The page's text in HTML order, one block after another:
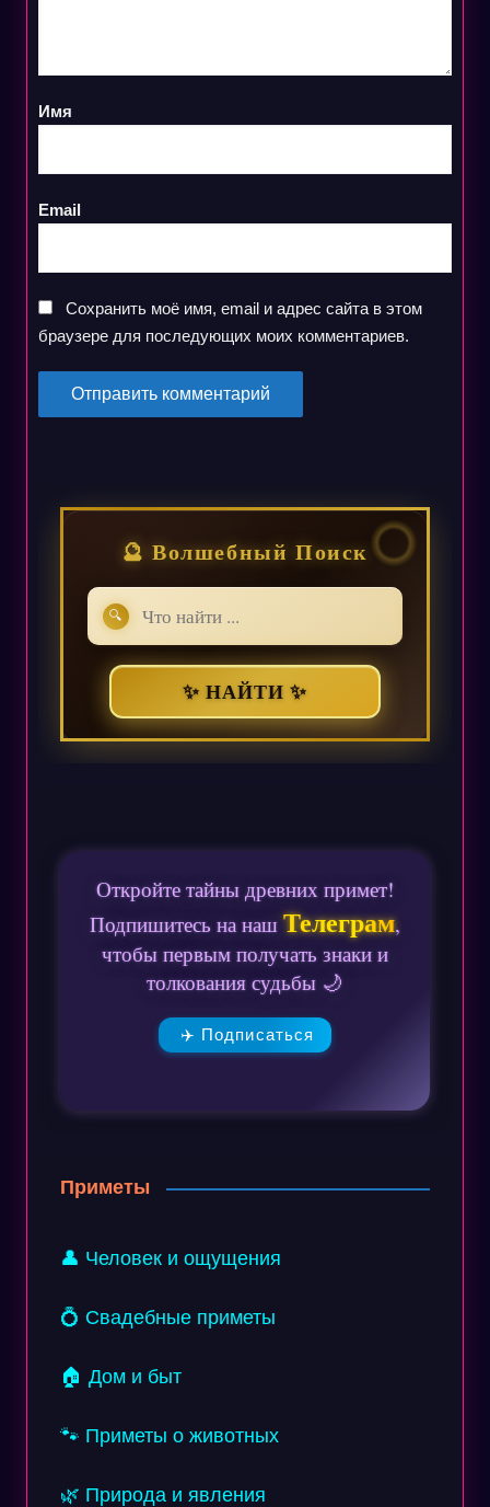
Имя
Email
Сохранить моё имя, email и адрес сайта в этом
браузере для последующих моих комментариев.
🔮 Волшебный Поиск
🔍
✨ НАЙТИ ✨
Откройте тайны древних примет!
Подпишитесь на нашТелеграм,
чтобы первым получать знаки и
толкования судьбы 🌙
✈️ Подписаться
Приметы
👤 Человек и ощущения
💍 Свадебные приметы
🏠 Дом и быт
🐾 Приметы о животных
🌿 Природа и явления